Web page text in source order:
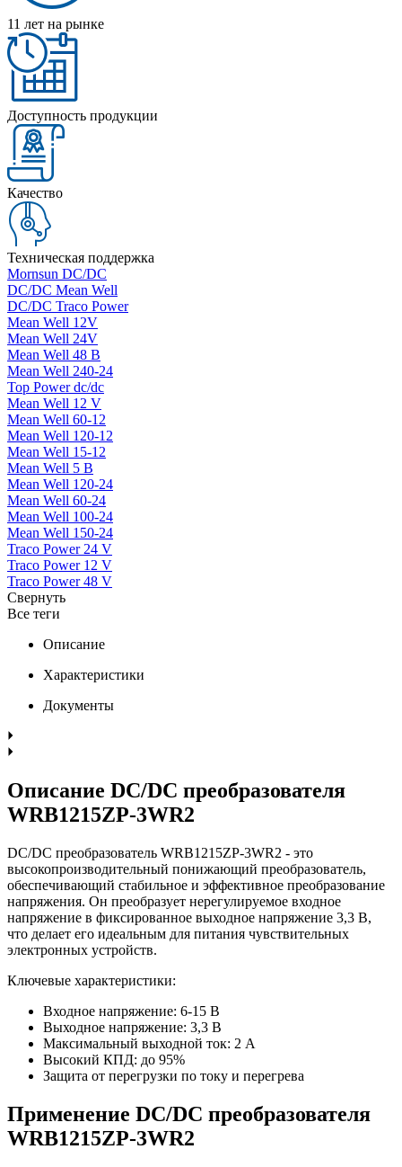
11 лет на рынке
Доступность продукции
Качество
Техническая поддержка
Mornsun DC/DC
DC/DC Mean Well
DC/DC Traco Power
Mean Well 12V
Mean Well 24V
Mean Well 48 В
Mean Well 240-24
Top Power dc/dc
Mean Well 12 V
Mean Well 60-12
Mean Well 120-12
Mean Well 15-12
Mean Well 5 В
Mean Well 120-24
Mean Well 60-24
Mean Well 100-24
Mean Well 150-24
Traco Power 24 V
Traco Power 12 V
Traco Power 48 V
Свернуть
Все теги
Описание
Характеристики
Документы
Описание DC/DC преобразователя
WRB1215ZP-3WR2
DC/DC преобразователь WRB1215ZP-3WR2 - это
высокопроизводительный понижающий преобразователь,
обеспечивающий стабильное и эффективное преобразование
напряжения. Он преобразует нерегулируемое входное
напряжение в фиксированное выходное напряжение 3,3 В,
что делает его идеальным для питания чувствительных
электронных устройств.
Ключевые характеристики:
Входное напряжение: 6-15 В
Выходное напряжение: 3,3 В
Максимальный выходной ток: 2 А
Высокий КПД: до 95%
Защита от перегрузки по току и перегрева
Применение DC/DC преобразователя
WRB1215ZP-3WR2